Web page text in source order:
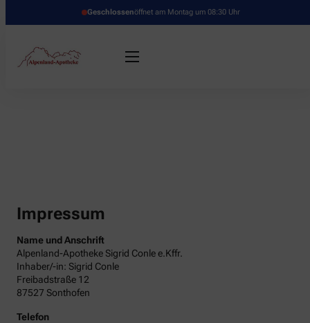
Geschlossenöffnet am Montag um 08:30 Uhr
Impressum
Name und Anschrift
Alpenland-Apotheke Sigrid Conle e.Kffr.
Inhaber/-in: Sigrid Conle
Freibadstraße 12
87527 Sonthofen
Telefon